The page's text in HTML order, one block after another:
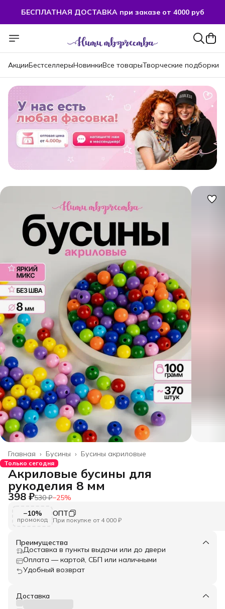
БЕСПЛАТНАЯ ДОСТАВКА при заказе от 4000 руб
АкцииБестселлерыНовинкиВсе товарыТворческие подборки
Бусины акриловые
Бусины ›
Главная ›
Только сегодня
Акриловые бусины для
рукоделия 8 мм
398 ₽530 ₽−25%
−10%
промокод
ОПТ
При покупке от 4 000 ₽
Преимущества
Доставка в пункты выдачи или до двери
Оплата — картой, СБП или наличными
Удобный возврат
Доставка